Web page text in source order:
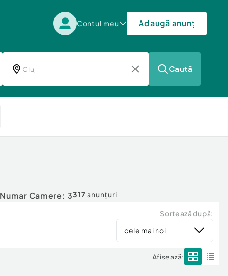
Contul meu Adaugă anunț
Caută
Numar Camere: 3317 anunțuri
Sortează după:
cele mai noi
Afisează: